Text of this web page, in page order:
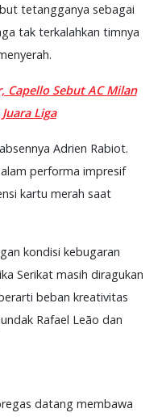
tetangganya sebagai
tak terkalahkan timnya
Capello Sebut AC Milan
Liga
Adrien Rabiot.
performa impresif
kartu merah saat
kondisi kebugaran
Serikat masih diragukan
beban kreativitas
Rafael Leão dan
datang membawa